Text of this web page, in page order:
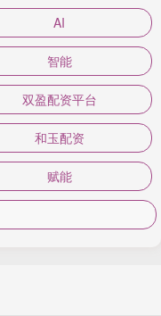
AI
智能
双盈配资平台
和玉配资
赋能